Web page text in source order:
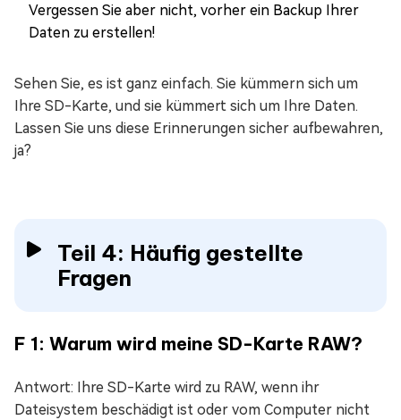
Vergessen Sie aber nicht, vorher ein Backup Ihrer
Daten zu erstellen!
Sehen Sie, es ist ganz einfach. Sie kümmern sich um
Ihre SD-Karte, und sie kümmert sich um Ihre Daten.
Lassen Sie uns diese Erinnerungen sicher aufbewahren,
ja?
Teil 4: Häufig gestellte
Fragen
F 1: Warum wird meine SD-Karte RAW?
Antwort: Ihre SD-Karte wird zu RAW, wenn ihr
Dateisystem beschädigt ist oder vom Computer nicht